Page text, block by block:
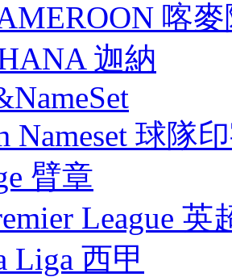
喀
迦納
Nameset 球隊
臂章
League 英
Liga 西甲